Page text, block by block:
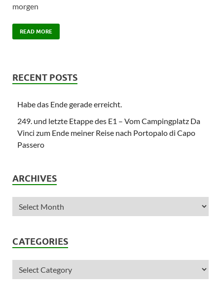
morgen
READ MORE
RECENT POSTS
Habe das Ende gerade erreicht.
249. und letzte Etappe des E1 – Vom Campingplatz Da
Vinci zum Ende meiner Reise nach Portopalo di Capo
Passero
ARCHIVES
CATEGORIES